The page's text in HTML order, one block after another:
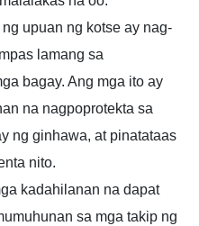
upuan ng kotse ay nag-
lamang sa
bagay. Ang mga ito ay
na nagpoprotekta sa
ng ginhawa, at pinatataas
nito.
kadahilanan na dapat
sa mga takip ng